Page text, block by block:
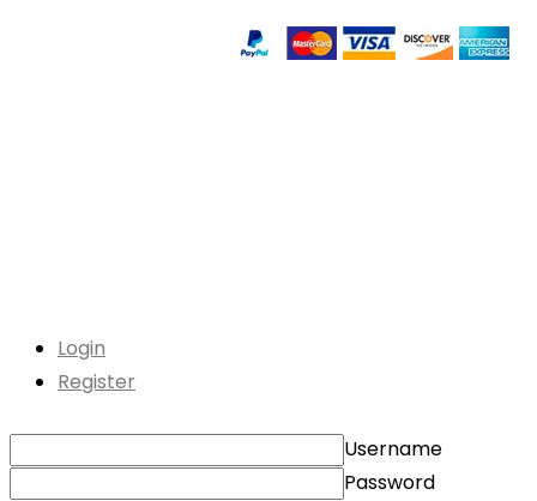
Login
Register
Username
Password